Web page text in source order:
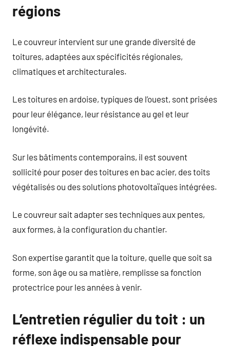
régions
Le couvreur intervient sur une grande diversité de
toitures, adaptées aux spécificités régionales,
climatiques et architecturales.
Les toitures en ardoise, typiques de l’ouest, sont prisées
pour leur élégance, leur résistance au gel et leur
longévité.
Sur les bâtiments contemporains, il est souvent
sollicité pour poser des toitures en bac acier, des toits
végétalisés ou des solutions photovoltaïques intégrées.
Le couvreur sait adapter ses techniques aux pentes,
aux formes, à la configuration du chantier.
Son expertise garantit que la toiture, quelle que soit sa
forme, son âge ou sa matière, remplisse sa fonction
protectrice pour les années à venir.
L’entretien régulier du toit : un
réflexe indispensable pour